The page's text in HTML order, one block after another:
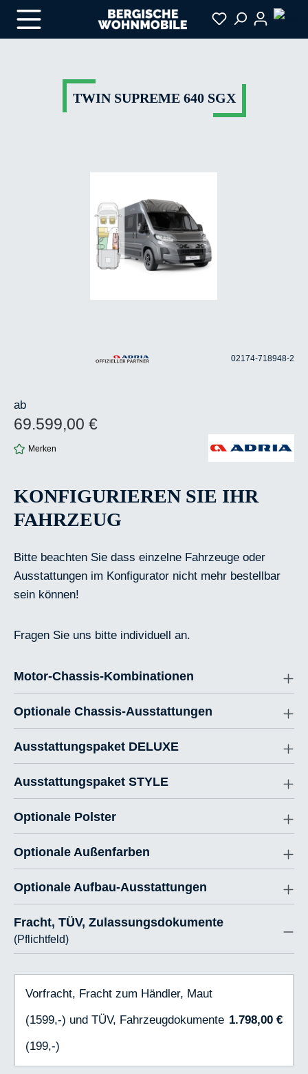
TWIN SUPREME 640 SGX
02174-718948-2
ab
Regulärer Preis:
69.599,00 €
Merken
KONFIGURIEREN SIE IHR
FAHRZEUG
Bitte beachten Sie dass einzelne Fahrzeuge oder
Ausstattungen im Konfigurator nicht mehr bestellbar
sein können!
Fragen Sie uns bitte individuell an.
Motor-Chassis-Kombinationen
Optionale Chassis-Ausstattungen
Ausstattungspaket DELUXE
Ausstattungspaket STYLE
Optionale Polster
Optionale Außenfarben
Optionale Aufbau-Ausstattungen
Fracht, TÜV, Zulassungsdokumente
(Pflichtfeld)
Vorfracht, Fracht zum Händler, Maut
(1599,-) und TÜV, Fahrzeugdokumente
(199,-)
1.798,00 €